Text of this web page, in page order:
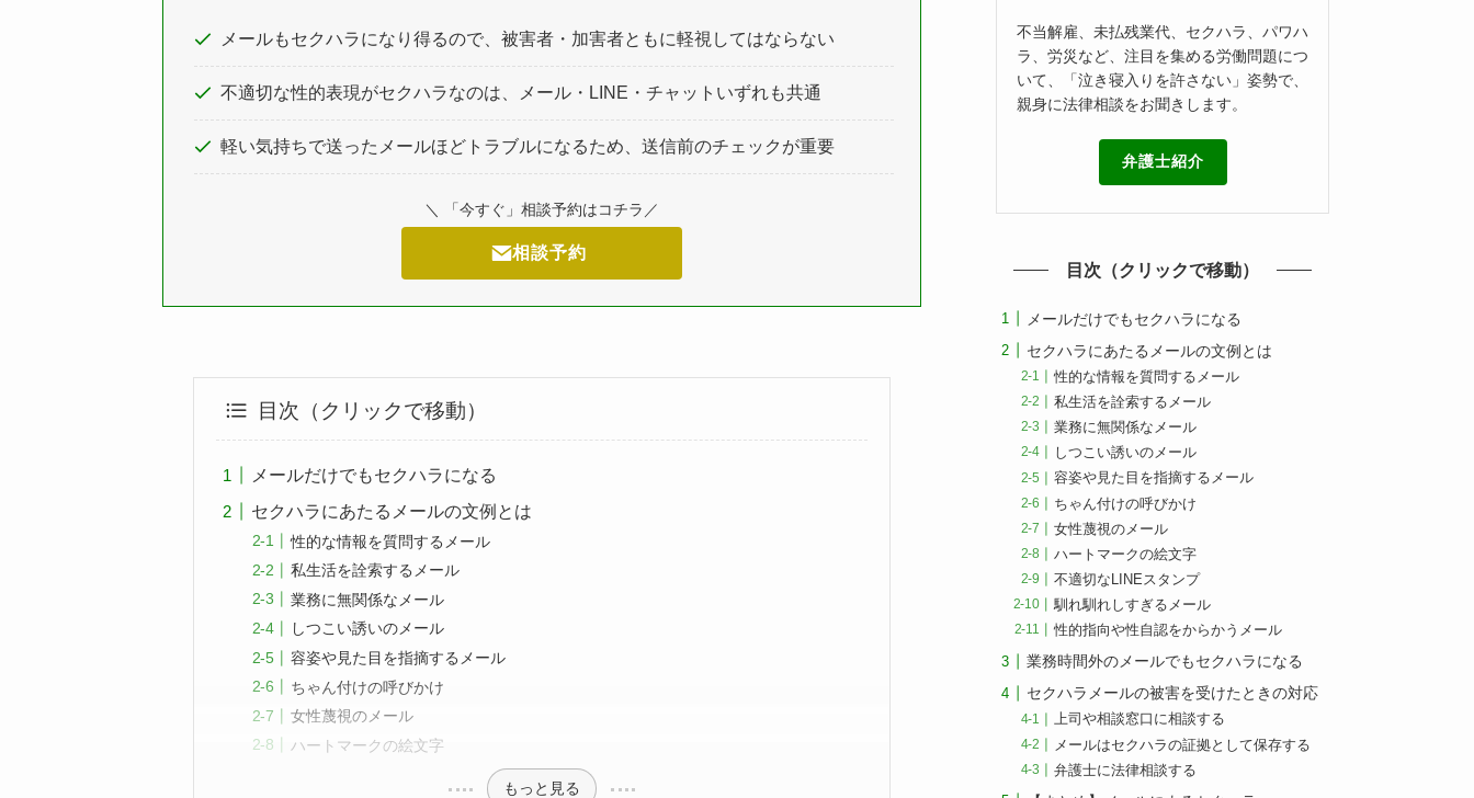
メールもセクハラになり得るので、被害者・加害者ともに軽視してはならない
不適切な性的表現がセクハラなのは、メール・LINE・チャットいずれも共通
軽い気持ちで送ったメールほどトラブルになるため、送信前のチェックが重要
＼ 「今すぐ」相談予約はコチラ／
相談予約
目次（クリックで移動）
メールだけでもセクハラになる
セクハラにあたるメールの文例とは
性的な情報を質問するメール
私生活を詮索するメール
業務に無関係なメール
しつこい誘いのメール
容姿や見た目を指摘するメール
ちゃん付けの呼びかけ
女性蔑視のメール
ハートマークの絵文字
もっと見る
不当解雇、未払残業代、セクハラ、パワハ
ラ、労災など、注目を集める労働問題につ
いて、「泣き寝入りを許さない」姿勢で、
親身に法律相談をお聞きします。
弁護士紹介
目次（クリックで移動）
メールだけでもセクハラになる
セクハラにあたるメールの文例とは
性的な情報を質問するメール
私生活を詮索するメール
業務に無関係なメール
しつこい誘いのメール
容姿や見た目を指摘するメール
ちゃん付けの呼びかけ
女性蔑視のメール
ハートマークの絵文字
不適切なLINEスタンプ
馴れ馴れしすぎるメール
性的指向や性自認をからかうメール
業務時間外のメールでもセクハラになる
セクハラメールの被害を受けたときの対応
上司や相談窓口に相談する
メールはセクハラの証拠として保存する
弁護士に法律相談する